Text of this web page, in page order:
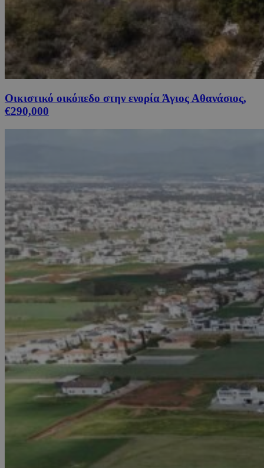
Οικιστικό οικόπεδο στην ενορία Άγιος Αθανάσιος,
€290,000